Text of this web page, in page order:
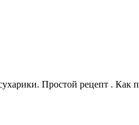
Простой рецепт . Как